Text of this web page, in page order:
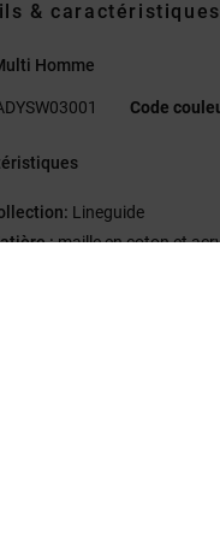
& caractéristiques
Homme
Code
Lineguide
:maille en coton et